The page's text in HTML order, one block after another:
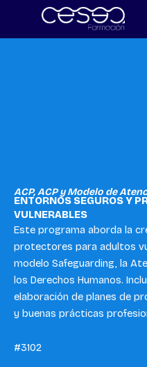
content
ACP,ACP y Modelo de
ENTORNOS SEGUROS Y
VULNERABLES
Este programa aborda la
protectores para adultos
modelo Safeguarding, la
los Derechos Humanos.
elaboración de planes de
y buenas prácticas
#3102